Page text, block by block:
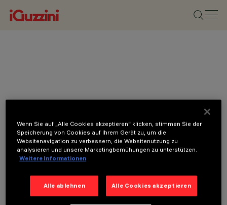
Wenn Sie auf „Alle Cookies akzeptieren“ klicken, stimmen Sie der
Speicherung von Cookies auf Ihrem Gerät zu, um die
Websitenavigation zu verbessern, die Websitenutzung zu
analysieren und unsere Marketingbemühungen zu unterstützen.
Weitere Informationen
Alle ablehnen Alle Cookies akzeptieren